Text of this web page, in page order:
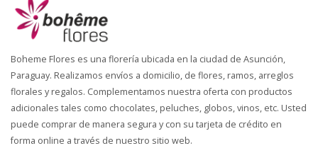
Boheme Flores es una florería ubicada en la ciudad de Asunción,
Paraguay. Realizamos envíos a domicilio, de flores, ramos, arreglos
florales y regalos. Complementamos nuestra oferta con productos
adicionales tales como chocolates, peluches, globos, vinos, etc. Usted
puede comprar de manera segura y con su tarjeta de crédito en
forma online a través de nuestro sitio web.